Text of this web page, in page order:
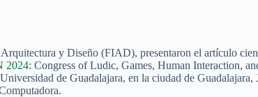
y Diseño (FIAD), presentaron el artículo
2024: Congress of Ludic, Games, Human Interaction,
de Guadalajara, en la ciudad de Guadalajara,